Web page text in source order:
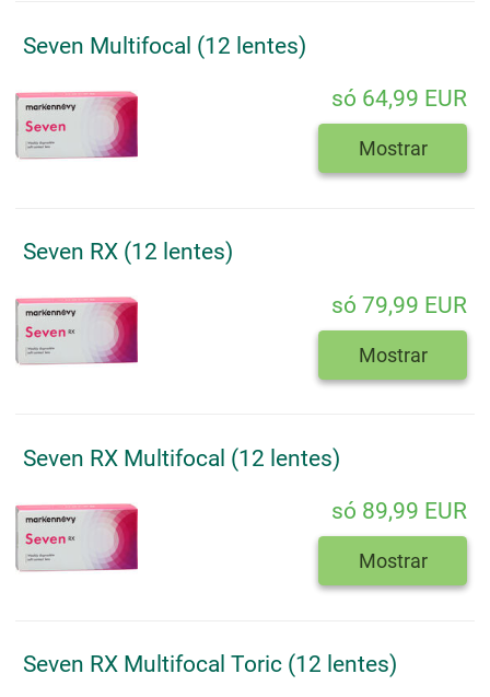
Seven Multifocal (12 lentes)
só 64,99 EUR
Mostrar
Seven RX (12 lentes)
só 79,99 EUR
Mostrar
Seven RX Multifocal (12 lentes)
só 89,99 EUR
Mostrar
Seven RX Multifocal Toric (12 lentes)